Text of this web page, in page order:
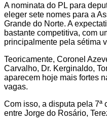
A nominata do PL para
eleger sete nomes para a
Grande do Norte. A
bastante competitiva, com
principalmente pela sétima
Teoricamente, Coronel
Carvalho, Dr. Kerginaldo,
aparecem hoje mais fortes
vagas.
Com isso, a disputa pela 7ª
entre Jorge do Rosário,